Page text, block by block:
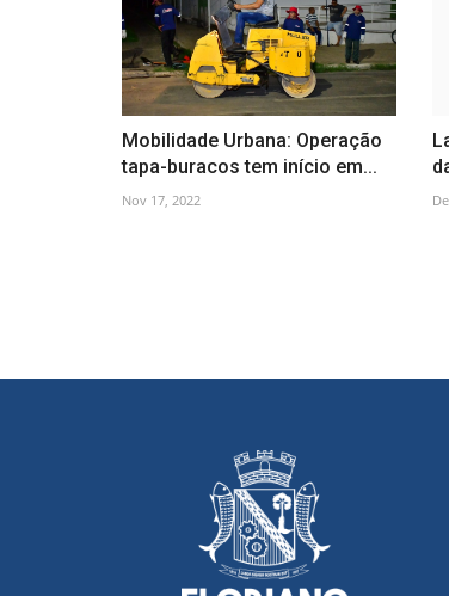
Mobilidade Urbana: Operação
tapa-buracos tem início em...
Nov 17, 2022